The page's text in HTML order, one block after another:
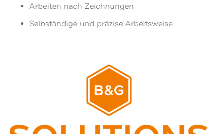
Arbeiten nach Zeichnungen
Selbständige und präzise Arbeitsweise